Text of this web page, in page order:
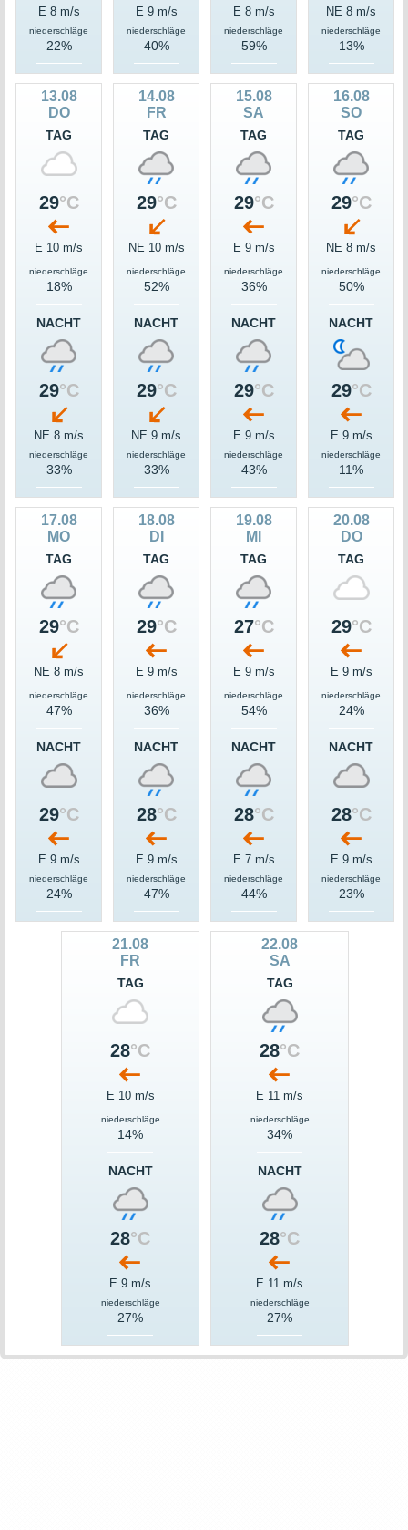
E 8 m/s
niederschläge
22%
E 9 m/s
niederschläge
40%
E 8 m/s
niederschläge
59%
NE 8 m/s
niederschläge
13%
13.08
DO
TAG
29°C
E 10 m/s
niederschläge
18%
NACHT
29°C
NE 8 m/s
niederschläge
33%
14.08
FR
TAG
29°C
NE 10 m/s
niederschläge
52%
NACHT
29°C
NE 9 m/s
niederschläge
33%
15.08
SA
TAG
29°C
E 9 m/s
niederschläge
36%
NACHT
29°C
E 9 m/s
niederschläge
43%
16.08
SO
TAG
29°C
NE 8 m/s
niederschläge
50%
NACHT
29°C
E 9 m/s
niederschläge
11%
17.08
MO
TAG
29°C
NE 8 m/s
niederschläge
47%
NACHT
29°C
E 9 m/s
niederschläge
24%
18.08
DI
TAG
29°C
E 9 m/s
niederschläge
36%
NACHT
28°C
E 9 m/s
niederschläge
47%
19.08
MI
TAG
27°C
E 9 m/s
niederschläge
54%
NACHT
28°C
E 7 m/s
niederschläge
44%
20.08
DO
TAG
29°C
E 9 m/s
niederschläge
24%
NACHT
28°C
E 9 m/s
niederschläge
23%
21.08
FR
TAG
28°C
E 10 m/s
niederschläge
14%
NACHT
28°C
E 9 m/s
niederschläge
27%
22.08
SA
TAG
28°C
E 11 m/s
niederschläge
34%
NACHT
28°C
E 11 m/s
niederschläge
27%